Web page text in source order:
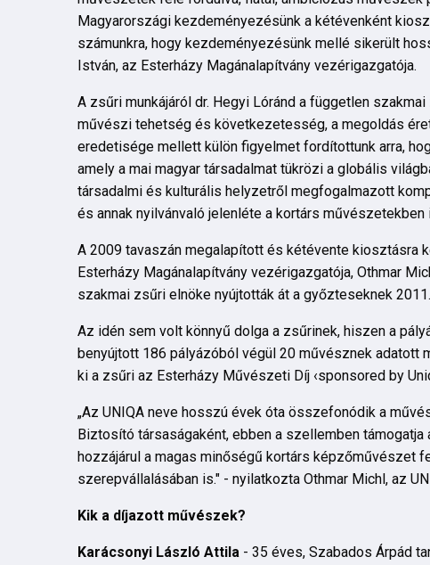
Magyarországi kezdeményezésünk a kétévenként
számunkra, hogy kezdeményezésünk mellé sikerült
István, az Esterházy Magánalapítvány vezérigazgatója.
A zsűri munkájáról dr. Hegyi Lóránd a független
művészi tehetség és következetesség, a megoldás
eredetisége mellett külön figyelmet fordítottunk arra,
amely a mai magyar társadalmat tükrözi a globális
társadalmi és kulturális helyzetről megfogalmazott
és annak nyilvánvaló jelenléte a kortárs művészetekben
A 2009 tavaszán megalapított és kétévente kiosztásra
Esterházy Magánalapítvány vezérigazgatója, Othmar
szakmai zsűri elnöke nyújtották át a győzteseknek
Az idén sem volt könnyű dolga a zsűrinek, hiszen a
benyújtott 186 pályázóból végül 20 művésznek adatott
ki a zsűri az Esterházy Művészeti Díj ‹sponsored by
„Az UNIQA neve hosszú évek óta összefonódik a
Biztosító társaságaként, ebben a szellemben
hozzájárul a magas minőségű kortárs képzőművészet
szerepvállalásában is." - nyilatkozta Othmar Michl, az
Kik a díjazott művészek?
Karácsonyi László Attila - 35 éves, Szabados Árpád